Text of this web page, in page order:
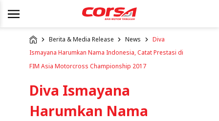
Berita & Media Release News
Diva
Ismayana Harumkan Nama Indonesia, Catat Prestasi di
FIM Asia Motorcross Championship 2017
Diva Ismayana
Harumkan Nama